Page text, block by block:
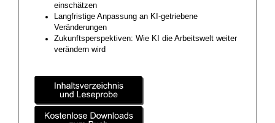
einschätzen
Langfristige Anpassung an KI-getriebene
Veränderungen
Zukunftsperspektiven: Wie KI die Arbeitswelt weiter
verändern wird